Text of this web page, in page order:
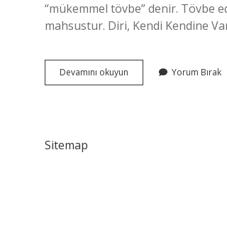
“mükemmel tövbe” denir. Tövbe
mahsustur. Diri, Kendi Kendine
Devamını okuyun Yahudilikte
Tövbe
Yorum Bırak
Sitemap